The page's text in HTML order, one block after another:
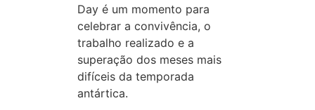
Day é um momento para
celebrar a convivência, o
trabalho realizado e a
superação dos meses mais
difíceis da temporada
antártica.